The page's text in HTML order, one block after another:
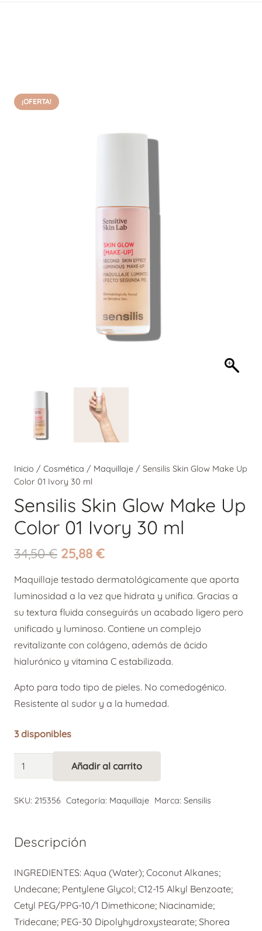
¡OFERTA!
Inicio / Cosmética / Maquillaje / Sensilis Skin Glow Make Up
Color 01 Ivory 30 ml
Sensilis Skin Glow Make Up
Color 01 Ivory 30 ml
34,50€ El
original
era:
34,50 €.
25,88 €El
actual
es:
25,88 €.
Maquillaje testado dermatológicamente que aporta
luminosidad a la vez que hidrata y unifica. Gracias a
su textura fluida conseguirás un acabado ligero pero
unificado y luminoso. Contiene un complejo
revitalizante con colágeno, además de ácido
hialurónico y vitamina C estabilizada.
Apto para todo tipo de pieles. No comedogénico.
Resistente al sudor y a la humedad.
3 disponibles
Sensilis
Color
Ivory
30
ml
cantidad
Añadir al carrito
SKU: 215356 Categoría: Maquillaje Marca: Sensilis
Descripción
INGREDIENTES: Aqua (Water); Coconut Alkanes;
Undecane; Pentylene Glycol; C12-15 Alkyl Benzoate;
Cetyl PEG/PPG-10/1 Dimethicone; Niacinamide;
Tridecane; PEG-30 Dipolyhydroxystearate; Shorea